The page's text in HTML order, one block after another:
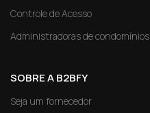
Controle de Acesso
Administradoras de condomínios
SOBRE A B2BFY
Seja um fornecedor